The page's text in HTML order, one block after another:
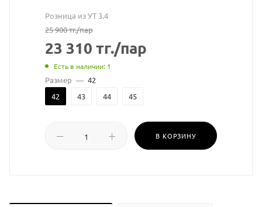
Розница из УТ 3.4
25 900тг./пар
23 310 тг./пар
Есть в наличии: 1
Размер — 42
42
43 44 45
В КОРЗИНУ